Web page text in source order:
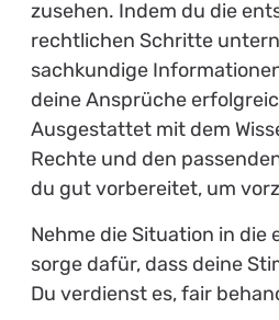
zusehen. Indem du die
rechtlichen Schritte
sachkundige
deine Ansprüche
Ausgestattet mit dem
Rechte und den
du gut vorbereitet, um
Nehme die Situation in die
sorge dafür, dass deine
Du verdienst es, fair